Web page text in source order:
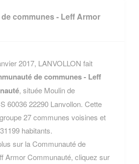
communes - Leff Armor
2017, LANVOLLON fait
de communes - Leff
, située Moulin de
60036 22290 Lanvollon. Cette
27 communes voisines et
habitants.
sur la Communauté de
Armor Communauté, cliquez sur